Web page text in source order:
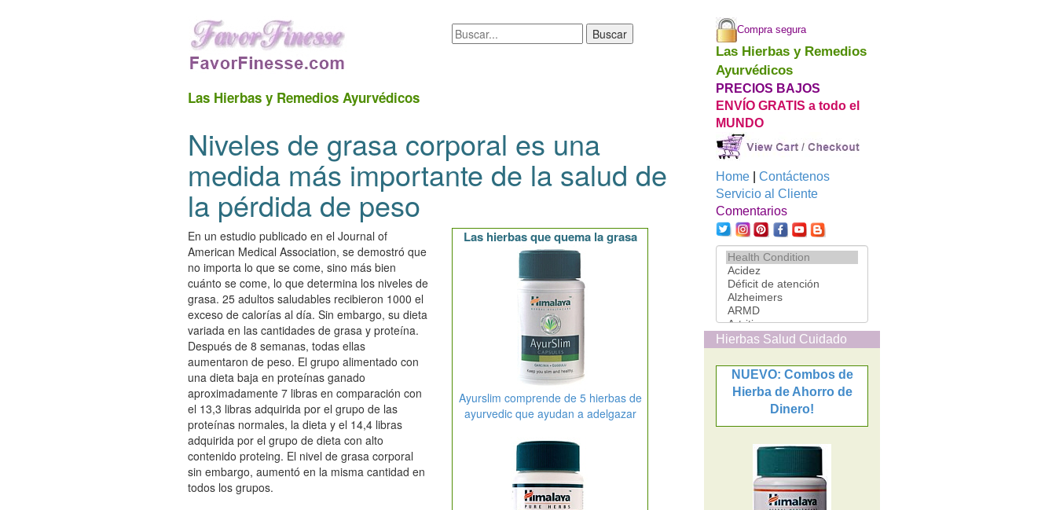
Las Hierbas y Remedios Ayurvédicos
Niveles de grasa corporal es una
medida más importante de la salud de
la pérdida de peso
En un estudio publicado en el Journal of
American Medical Association, se demostró que
no importa lo que se come, sino más bien
cuánto se come, lo que determina los niveles de
grasa. 25 adultos saludables recibieron 1000 el
exceso de calorías al día. Sin embargo, su dieta
variada en las cantidades de grasa y proteína.
Después de 8 semanas, todas ellas
aumentaron de peso. El grupo alimentado con
una dieta baja en proteínas ganado
aproximadamente 7 libras en comparación con
el 13,3 libras adquirida por el grupo de las
proteínas normales, la dieta y el 14,4 libras
adquirida por el grupo de dieta con alto
contenido proteing. El nivel de grasa corporal
sin embargo, aumentó en la misma cantidad en
todos los grupos.
Las hierbas que quema la grasa
Ayurslim comprende de 5 hierbas de
ayurvedic que ayudan a adelgazar
Compra segura
Las Hierbas y Remedios
Ayurvédicos
PRECIOS BAJOS
ENVÍO GRATIS a todo el
MUNDO
Home
Contáctenos
Servicio al Cliente
Comentarios
Hierbas Salud Cuidado
NUEVO: Combos de
Hierba de Ahorro de
Dinero!